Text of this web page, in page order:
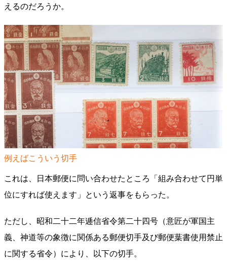
えるのだろうか。
例えばこういう切手
これは、日本郵便に問い合わせたところ「組み合わせて円単
位にすれば使えます」という返事をもらった。
ただし、昭和二十二年逓信省令第二十四号（意匠が軍国主
義、神道等の象徴に関係ある郵便切手及び郵便葉書使用禁止
に関する省令）により、以下の切手。